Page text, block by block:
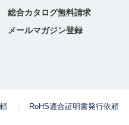
総合カタログ無料請求
メールマガジン登録
RoHS適合証明書発行依頼